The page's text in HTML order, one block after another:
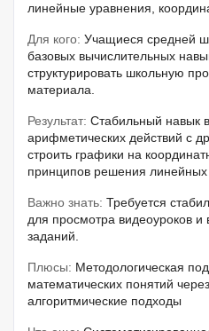
линейные уравнения,
Для кого: Учащиеся средней
базовых вычислительных
структурировать школьную
материала.
Результат: Стабильный навык
арифметических действий с
строить графики на
принципов решения линейных
Важно знать: Требуется
для просмотра видеоуроков
заданий.
Плюсы: Методологическая
математических понятий
алгоритмические подходы